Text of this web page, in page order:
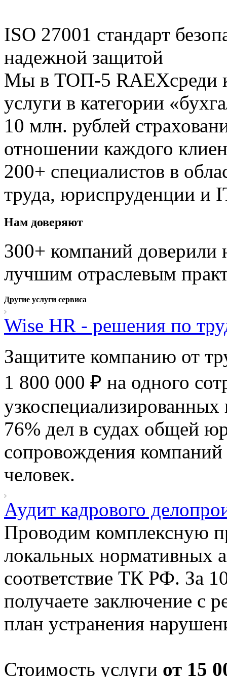
ISO 27001 стандарт
надежной защитой
Мы в ТОП-5 RAEXсреди
услуги в категории
10 млн. рублей
отношении каждого
200+ специалистов в
труда, юриспруденции и
Нам доверяют
300+ компаний доверили
лучшим отраслевым
Другие услуги сервиса
Wise HR - решения по
Защитите компанию от
1 800 000 ₽ на одного
76% дел в судах общей
сопровождения
человек.
Аудит кадрового
Проводим комплексную
локальных нормативных
соответствие ТК РФ. За
получаете заключение с
план устранения
Стоимость услуги от 15